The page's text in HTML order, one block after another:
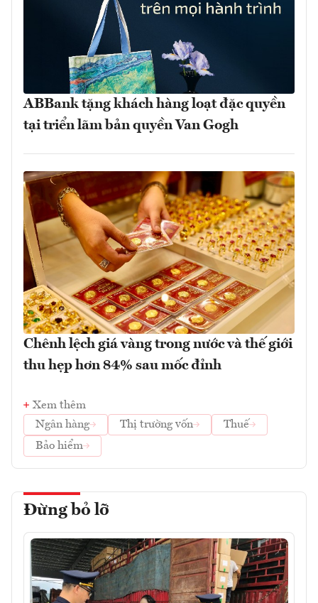
ABBank tặng khách hàng loạt đặc quyền
tại triển lãm bản quyền Van Gogh
Chênh lệch giá vàng trong nước và thế giới
thu hẹp hơn 84% sau mốc đỉnh
Xem thêm
Ngân hàng
Thị trường vốn
Thuế
Bảo hiểm
Đừng bỏ lỡ